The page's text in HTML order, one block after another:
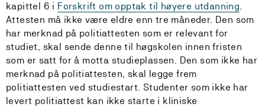
kapittel 6 i Forskrift om opptak til høyere utdanning.
Attesten må ikke være eldre enn tre måneder. Den som
har merknad på politiattesten som er relevant for
studiet, skal sende denne til høgskolen innen fristen
som er satt for å motta studieplassen. Den som ikke har
merknad på politiattesten, skal legge frem
politiattesten ved studiestart. Studenter som ikke har
levert politiattest kan ikke starte i kliniske